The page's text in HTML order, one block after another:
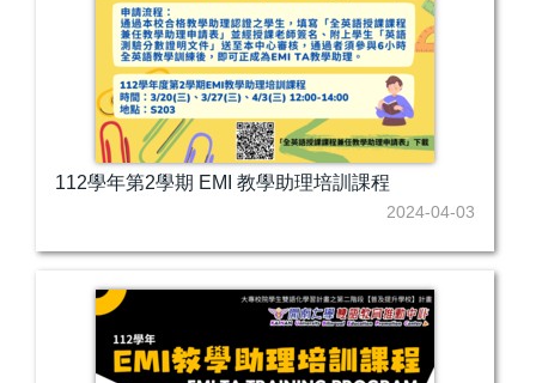
112學年第2學期 EMI 教學助理培訓課程
2024-04-03